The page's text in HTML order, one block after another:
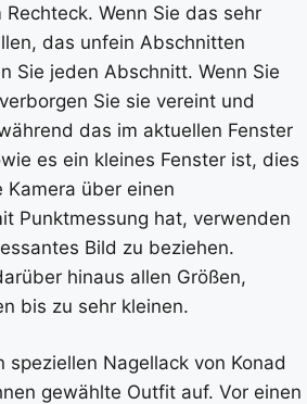
Wenn Sie das sehr
das unfein Abschnitten
Sie jeden Abschnitt. Wenn Sie
Sie sie vereint und
das im aktuellen Fenster
es ein kleines Fenster ist, dies
über einen
Punktmessung hat, verwenden
Bild zu beziehen.
hinaus allen Größen,
bis zu sehr kleinen.
speziellen Nagellack von Konad
gewählte Outfit auf. Vor einen